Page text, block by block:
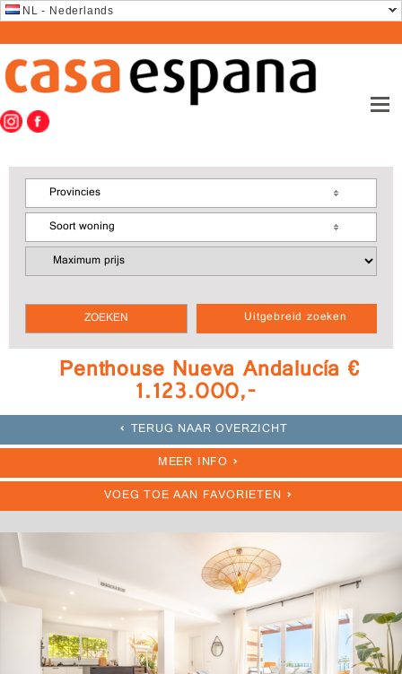
NL - Nederlands
Uitgebreid zoeken
Provincies
Soort woning
Penthouse Nueva Andalucía €
1.123.000,-
TERUG NAAR OVERZICHT
MEER INFO
VOEG TOE AAN FAVORIETEN